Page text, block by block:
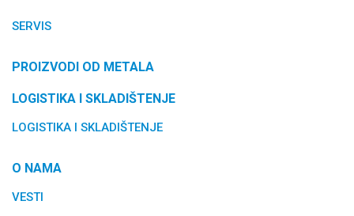
SERVIS
PROIZVODI OD METALA
LOGISTIKA I SKLADIŠTENJE
LOGISTIKA I SKLADIŠTENJE
O NAMA
VESTI